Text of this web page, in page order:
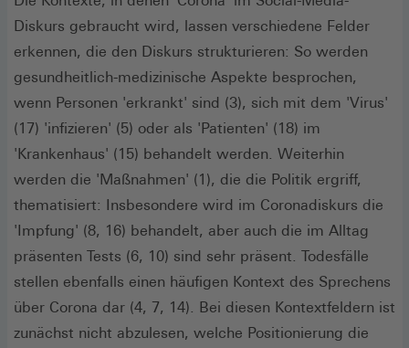
Diskurs gebraucht wird, lassen verschiedene Felder
erkennen, die den Diskurs strukturieren: So werden
gesundheitlich-medizinische Aspekte besprochen,
wenn Personen 'erkrankt' sind (3), sich mit dem 'Virus'
(17) 'infizieren' (5) oder als 'Patienten' (18) im
'Krankenhaus' (15) behandelt werden. Weiterhin
werden die 'Maßnahmen' (1), die die Politik ergriff,
thematisiert: Insbesondere wird im Coronadiskurs die
'Impfung' (8, 16) behandelt, aber auch die im Alltag
präsenten Tests (6, 10) sind sehr präsent. Todesfälle
stellen ebenfalls einen häufigen Kontext des Sprechens
über Corona dar (4, 7, 14). Bei diesen Kontextfeldern ist
zunächst nicht abzulesen, welche Positionierung die